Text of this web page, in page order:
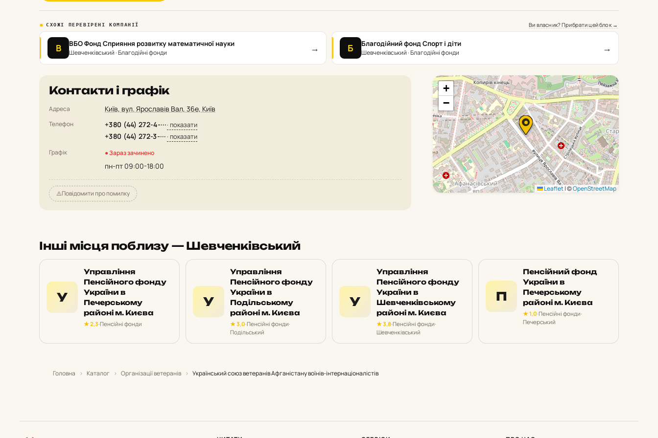
СХОЖІ ПЕРЕВІРЕНІ КОМПАНІЇ Ви власник? Прибрати цей блок →
В ВБО Фонд Сприяння розвитку математичної науки
Шевченківський · Благодійні фонди → Б Благодійний фонд Спорт і діти
Шевченківський · Благодійні фонди →
Контакти і графік
Адреса Київ, вул. Ярославів Вал, 36е, Київ
Телефон +380 (44) 272-4-···· показати
+380 (44) 272-3-··· · показати
Графік ● Зараз зачинено
пн-пт 09:00-18:00
⚠️Повідомити про помилку
+
−
Leaflet|©OpenStreetMap
Інші місця поблизу — Шевченківський
У
Управління
Пенсійного фонду
України в
Печерському
районі м. Києва
★ 2,3·Пенсійні фонди
У
Управління
Пенсійного фонду
України в
Подільському
районі м. Києва
★ 3,0·Пенсійні фонди·
Подільський
У
Управління
Пенсійного фонду
України в
Шевченківському
районі м. Києва
★ 3,8·Пенсійні фонди·
Шевченківський
П
Пенсійний фонд
України в
Печерському
районі м. Києва
★ 1,0·Пенсійні фонди·
Печерський
Головна › Каталог › Організації ветеранів › Український союз ветеранів Афганістану воїнів-інтернаціоналістів